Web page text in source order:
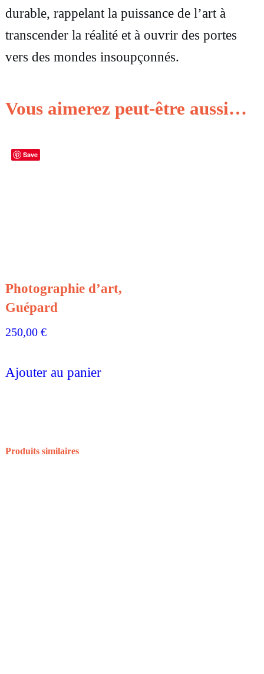
u
e
–
durable, rappelant la puissance de l’art à
transcender la réalité et à ouvrir des portes
vers des mondes insoupçonnés.
Vous aimerez peut-être aussi…
Save
Photographie d’art,
Guépard
250,00 €
Ajouter au panier
Produits similaires